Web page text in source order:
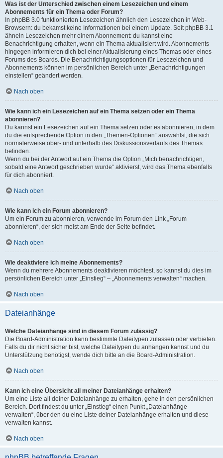
Was ist der Unterschied zwischen einem Lesezeichen und einem
Abonnements für ein Thema oder Forum?
In phpBB 3.0 funktionierten Lesezeichen ähnlich den Lesezeichen in Web-
Browsern: du bekamst keine Informationen bei einem Update. Seit phpBB 3.1
ähneln Lesezeichen mehr einem Abonnement: du kannst eine
Benachrichtigung erhalten, wenn ein Thema aktualisiert wird. Abonnements
hingegen informieren dich bei einer Aktualisierung eines Themas oder eines
Forums des Boards. Die Benachrichtigungsoptionen für Lesezeichen und
Abonnements können im persönlichen Bereich unter „Benachrichtigungen
einstellen“ geändert werden.
Nach oben
Wie kann ich ein Lesezeichen auf ein Thema setzen oder ein Thema
abonnieren?
Du kannst ein Lesezeichen auf ein Thema setzen oder es abonnieren, in dem
du die entsprechende Option in den „Themen-Optionen“ auswählst, die sich
normalerweise ober- und unterhalb des Diskussionsverlaufs des Themas
befinden.
Wenn du bei der Antwort auf ein Thema die Option „Mich benachrichtigen,
sobald eine Antwort geschrieben wurde“ aktivierst, wird das Thema ebenfalls
für dich abonniert.
Nach oben
Wie kann ich ein Forum abonnieren?
Um ein Forum zu abonnieren, verwende im Forum den Link „Forum
abonnieren“, der sich meist am Ende der Seite befindet.
Nach oben
Wie deaktiviere ich meine Abonnements?
Wenn du mehrere Abonnements deaktivieren möchtest, so kannst du dies im
persönlichen Bereich unter „Einstieg“ – „Abonnements verwalten“ machen.
Nach oben
Dateianhänge
Welche Dateianhänge sind in diesem Forum zulässig?
Die Board-Administration kann bestimmte Dateitypen zulassen oder verbieten.
Falls du dir nicht sicher bist, welche Dateitypen du anhängen kannst und du
Unterstützung benötigst, wende dich bitte an die Board-Administration.
Nach oben
Kann ich eine Übersicht all meiner Dateianhänge erhalten?
Um eine Liste all deiner Dateianhänge zu erhalten, gehe in den persönlichen
Bereich. Dort findest du unter „Einstieg“ einen Punkt „Dateianhänge
verwalten“, über den du eine Liste deiner Dateianhänge erhalten und diese
verwalten kannst.
Nach oben